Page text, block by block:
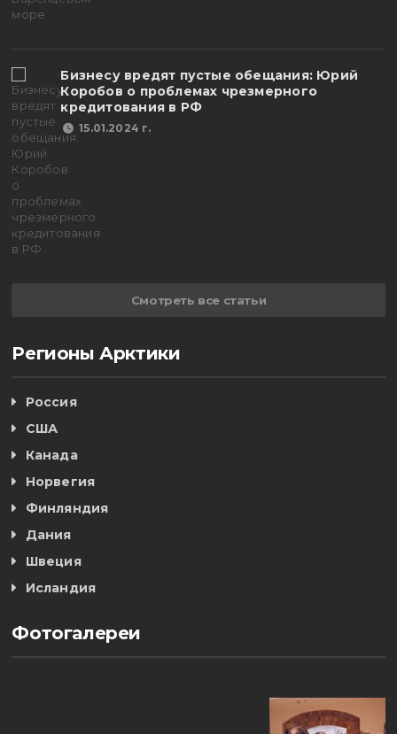
Бизнесу вредят пустые обещания: Юрий
Коробов о проблемах чрезмерного
кредитования в РФ
15.01.2024 г.
Смотреть все статьи
Регионы Арктики
Россия
США
Канада
Норвегия
Финляндия
Дания
Швеция
Исландия
Фотогалереи